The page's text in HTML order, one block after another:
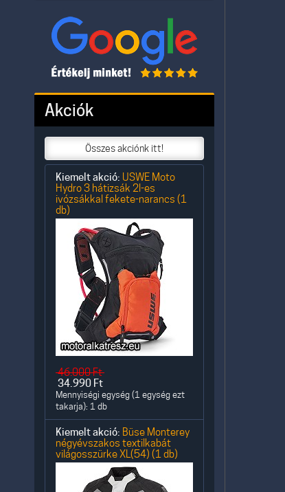
Akciók
Összes akciónk itt!
Kiemelt akció: USWE Moto
Hydro 3 hátizsák 2l-es
ivózsákkal fekete-narancs (1
db)
46.000Ft
34.990 Ft
Mennyiségi egység (1 egység ezt
takarja): 1 db
Kiemelt akció: Büse Monterey
négyévszakos textilkabát
világosszürke XL(54) (1 db)